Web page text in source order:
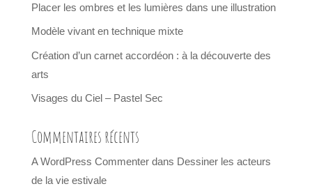
Placer les ombres et les lumières dans une illustration
Modèle vivant en technique mixte
Création d’un carnet accordéon : à la découverte des
arts
Visages du Ciel – Pastel Sec
Commentaires récents
A WordPress Commenterdans Dessiner les acteurs
de la vie estivale